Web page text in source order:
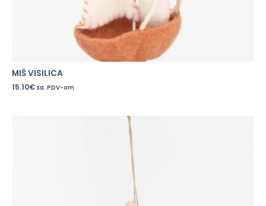
MIŠ VISILICA
15.10€ sa. PDV-om